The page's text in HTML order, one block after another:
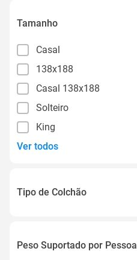
Tamanho
Casal
138x188
Casal 138x188
Solteiro
King
Ver todos
Tipo de Colchão
Peso Suportado por Pessoa